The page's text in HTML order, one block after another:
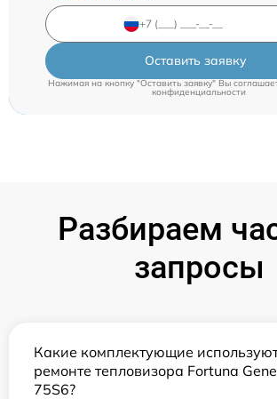
Оставить заявку
Нажимая на кнопку "Оставить заявку" Вы
конфиденциальности
Разбираем
запросы
Какие комплектующие
ремонте тепловизора Fortuna
75S6?